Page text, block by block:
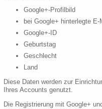
Google+-Profilbild
bei Google+ hinterlegte E-
Google+-ID
Geburtstag
Geschlecht
Land
Diese Daten werden zur
Ihres Accounts genutzt.
Die Registrierung mit Google+